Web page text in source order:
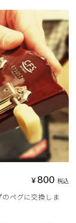
¥ 800 税込
ペグに交換しま